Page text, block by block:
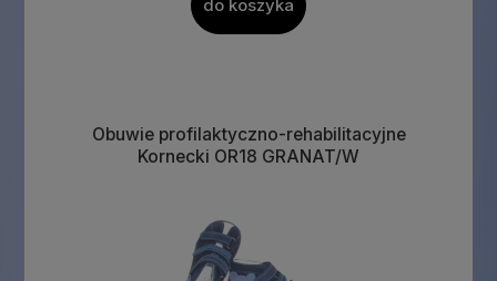
do koszyka
Obuwie profilaktyczno-rehabilitacyjne
Kornecki OR18 GRANAT/W